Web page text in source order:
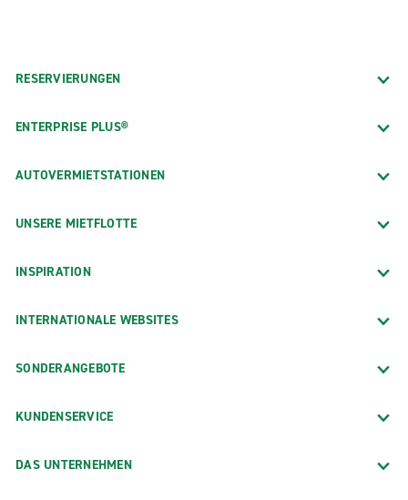
RESERVIERUNGEN
ENTERPRISE PLUS®
AUTOVERMIETSTATIONEN
UNSERE MIETFLOTTE
INSPIRATION
INTERNATIONALE WEBSITES
SONDERANGEBOTE
KUNDENSERVICE
DAS UNTERNEHMEN